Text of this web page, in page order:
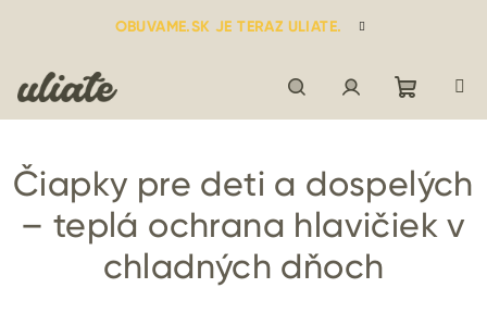
OBUVAME.SK JE TERAZ ULIATE.
HľadaťPrihlásenie
košík
Čiapky pre deti a dospelých
– teplá ochrana hlavičiek v
chladných dňoch